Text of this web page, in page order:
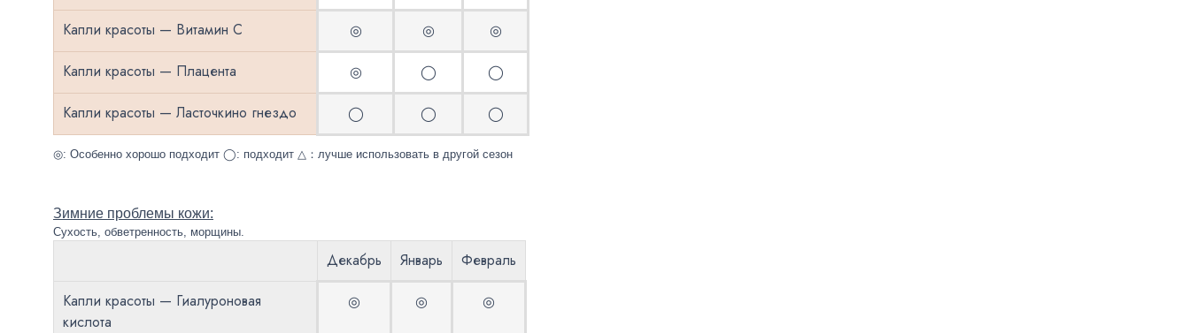
Капли красоты — Витамин С
◎ ◎
◎
Капли красоты — Плацента
◎ ◯
◯
Капли красоты — Ласточкино гнездо
◯ ◯ ◯
◎: Особенно хорошо подходит ◯: подходит △：лучше использовать в другой сезон
Зимние проблемы кожи:
Сухость, обветренность, морщины.
Декабрь Январь
Февраль
Капли красоты — Гиалуроновая
кислота
◎ ◎ ◎